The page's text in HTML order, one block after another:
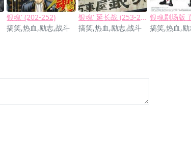
银魂' (202-252)
搞笑,热血,励志,战斗
银魂' 延长战 (253-265)
搞笑,热血,励志,战斗
搞笑,热血,